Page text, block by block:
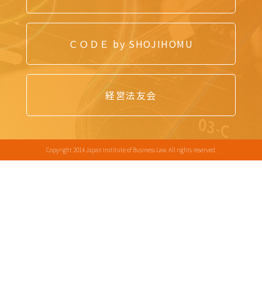
ＣＯＤＥ by SHOJIHOMU
経営法友会
Copyright 2014 Japan Institute of Business Law. All rights reserved.